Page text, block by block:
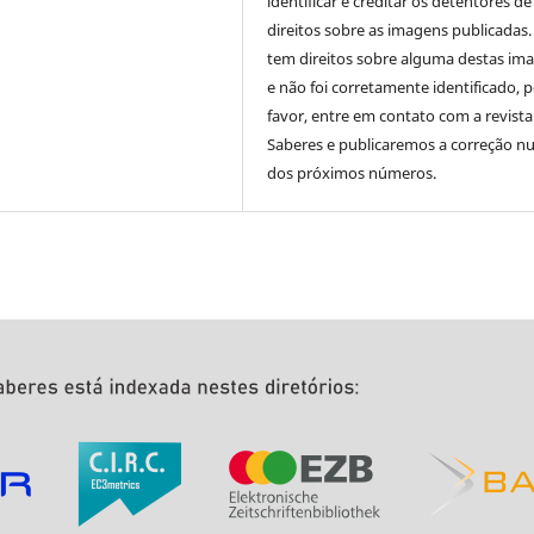
direitos sobre as imagens publicadas.
tem direitos sobre alguma destas
e não foi corretamente identificado,
favor, entre em contato com a revista
Saberes e publicaremos a correção
dos próximos números.